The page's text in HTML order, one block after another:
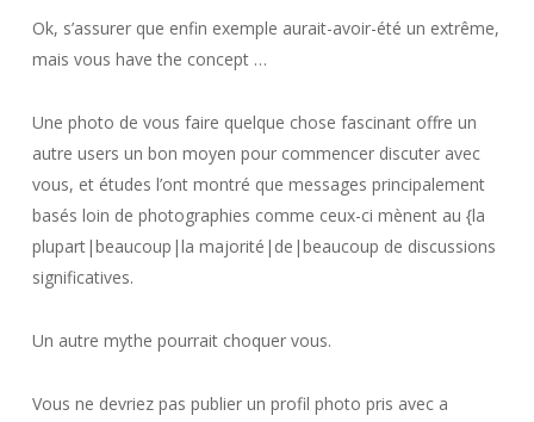
Ok, ​​s’assurer que enfin exemple aurait-avoir-été un extrême,
mais vous have the concept …
Une photo de vous faire quelque chose fascinant offre un
autre users un bon moyen pour commencer discuter avec
vous, et études l’ont montré que messages principalement
basés loin de photographies comme ceux-ci mènent au {la
plupart|beaucoup|la majorité|de|beaucoup de discussions
significatives.
Un autre mythe pourrait choquer vous.
Vous ne devriez pas publier un profil photo pris avec a